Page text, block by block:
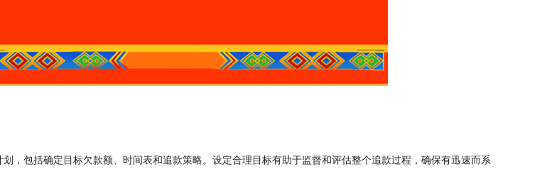
包括确定目标欠款额、时间表和追款策略。设定合理目标有助于监督和评估整个追款过程，确保有迅速而系